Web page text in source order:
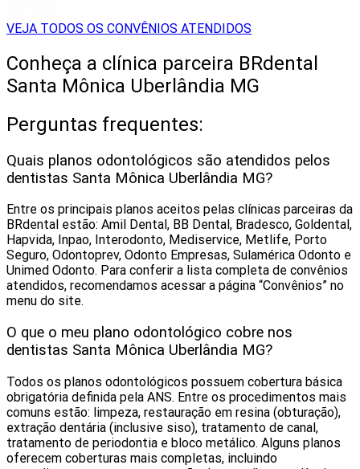
VEJA TODOS OS CONVÊNIOS ATENDIDOS
Conheça a clínica parceira BRdental
Santa Mônica Uberlândia MG
Perguntas frequentes:
Quais planos odontológicos são atendidos pelos
dentistas Santa Mônica Uberlândia MG?
Entre os principais planos aceitos pelas clínicas parceiras da
BRdental estão: Amil Dental, BB Dental, Bradesco, Goldental,
Hapvida, Inpao, Interodonto, Mediservice, Metlife, Porto
Seguro, Odontoprev, Odonto Empresas, Sulamérica Odonto e
Unimed Odonto. Para conferir a lista completa de convênios
atendidos, recomendamos acessar a página “Convênios” no
menu do site.
O que o meu plano odontológico cobre nos
dentistas Santa Mônica Uberlândia MG?
Todos os planos odontológicos possuem cobertura básica
obrigatória definida pela ANS. Entre os procedimentos mais
comuns estão: limpeza, restauração em resina (obturação),
extração dentária (inclusive siso), tratamento de canal,
tratamento de periodontia e bloco metálico. Alguns planos
oferecem coberturas mais completas, incluindo